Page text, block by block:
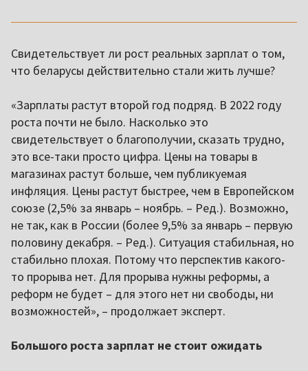
Свидетельствует ли рост реальных зарплат о том,
что беларусы действительно стали жить лучше?
«Зарплаты растут второй год подряд. В 2022 году
роста почти не было. Насколько это
свидетельствует о благополучии, сказать трудно,
это все-таки просто цифра. Цены на товары в
магазинах растут больше, чем публикуемая
инфляция. Цены растут быстрее, чем в Европейском
союзе (2,5% за январь – ноябрь. – Ред.). Возможно,
не так, как в России (более 9,5% за январь – первую
половину декабря. – Ред.). Ситуация стабильная, но
стабильно плохая. Потому что перспектив какого-
то прорыва нет. Для прорыва нужны реформы, а
реформ не будет – для этого нет ни свободы, ни
возможностей», – продолжает эксперт.
Большого роста зарплат не стоит ожидать